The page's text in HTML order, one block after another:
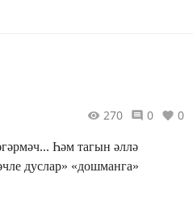
270 0 0
Һәм тагын әллә
дуслар» «дошманга»